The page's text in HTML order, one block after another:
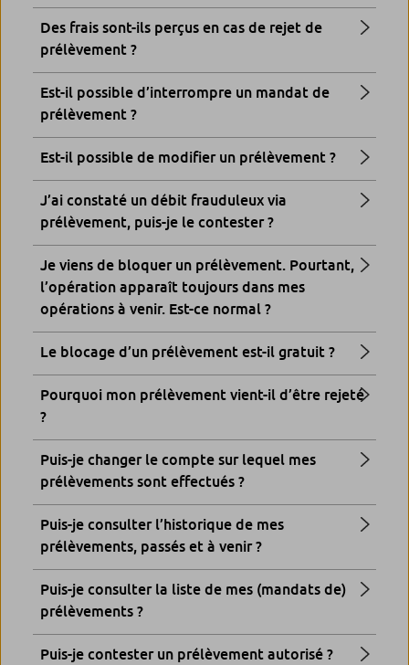
Des frais sont-ils perçus en cas de rejet de
prélèvement ?
Est-il possible d’interrompre un mandat de
prélèvement ?
Est-il possible de modifier un prélèvement ?
J’ai constaté un débit frauduleux via
prélèvement, puis-je le contester ?
Je viens de bloquer un prélèvement. Pourtant,
l’opération apparaît toujours dans mes
opérations à venir. Est-ce normal ?
Le blocage d’un prélèvement est-il gratuit ?
Pourquoi mon prélèvement vient-il d’être rejeté
?
Puis-je changer le compte sur lequel mes
prélèvements sont effectués ?
Puis-je consulter l’historique de mes
prélèvements, passés et à venir ?
Puis-je consulter la liste de mes (mandats de)
prélèvements ?
Puis-je contester un prélèvement autorisé ?